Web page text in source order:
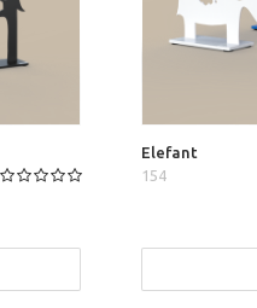
Elefant
154